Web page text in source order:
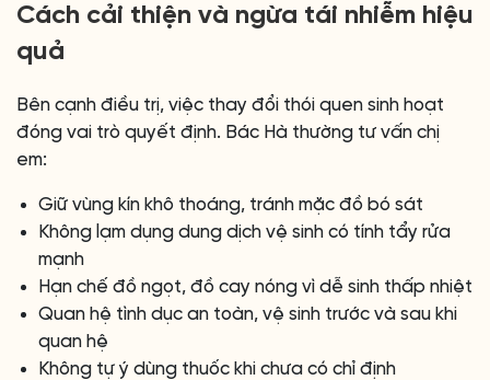
Cách cải thiện và ngừa tái nhiễm hiệu
quả
Bên cạnh điều trị, việc thay đổi thói quen sinh hoạt
đóng vai trò quyết định. Bác Hà thường tư vấn chị
em:
Giữ vùng kín khô thoáng, tránh mặc đồ bó sát
Không lạm dụng dung dịch vệ sinh có tính tẩy rửa
mạnh
Hạn chế đồ ngọt, đồ cay nóng vì dễ sinh thấp nhiệt
Quan hệ tình dục an toàn, vệ sinh trước và sau khi
quan hệ
Không tự ý dùng thuốc khi chưa có chỉ định